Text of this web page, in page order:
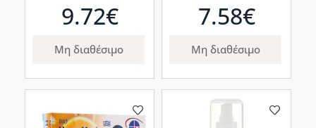
9.72€
Μη διαθέσιμο
7.58€
Μη διαθέσιμο